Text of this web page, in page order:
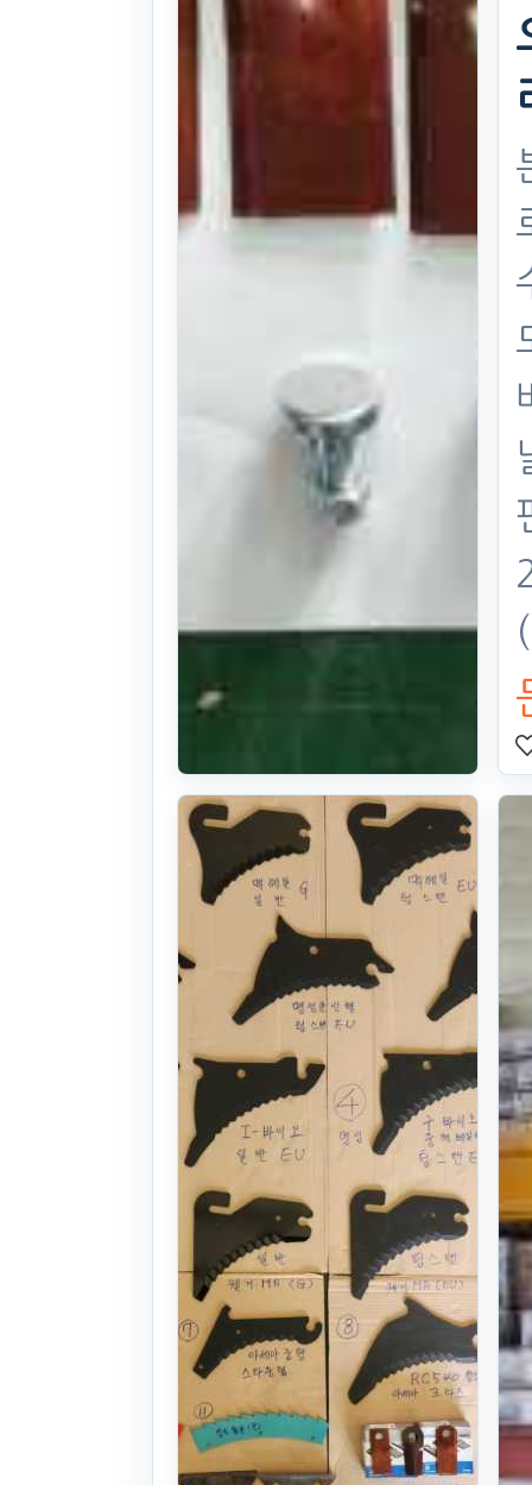
이태리산 로타
리날 판매
본체: 독일산 모
우아날 독일산,
유럽산 원형칼날
수입칼날판매
25식
. 1년 전
(1338)
문의
찜하기